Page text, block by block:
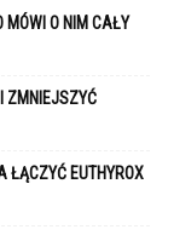
MÓWI O NIM CAŁY
ZMNIEJSZYĆ
ŁĄCZYĆ EUTHYROX